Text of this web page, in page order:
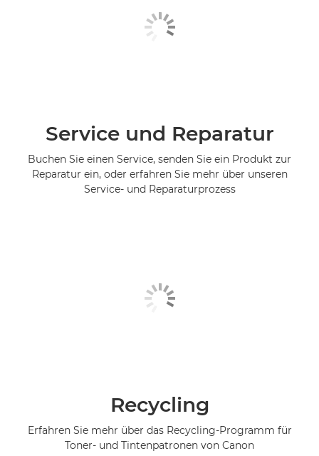
Service und Reparatur
Buchen Sie einen Service, senden Sie ein Produkt zur
Reparatur ein, oder erfahren Sie mehr über unseren
Service- und Reparaturprozess
Recycling
Erfahren Sie mehr über das Recycling-Programm für
Toner- und Tintenpatronen von Canon